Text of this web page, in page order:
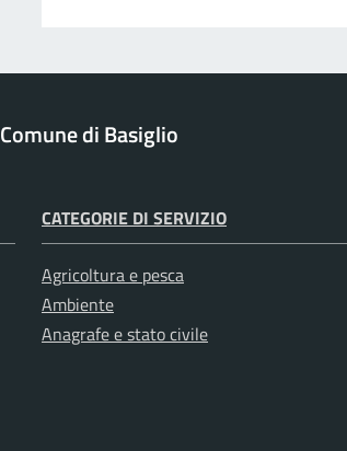
Comune di Basiglio
CATEGORIE DI SERVIZIO
Agricoltura e pesca
Ambiente
Anagrafe e stato civile